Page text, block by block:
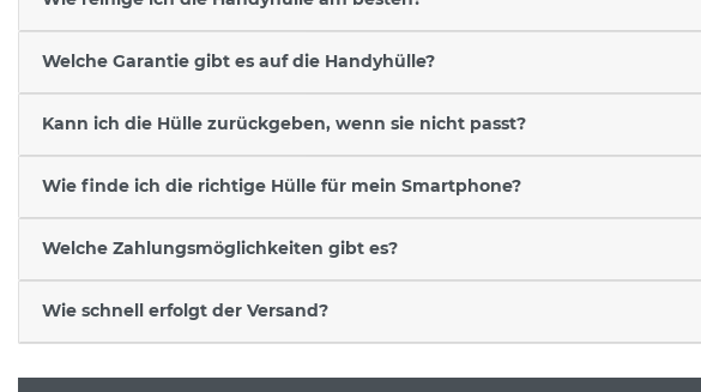
Welche Garantie gibt es auf die Handyhülle?
Kann ich die Hülle zurückgeben, wenn sie nicht passt?
Wie finde ich die richtige Hülle für mein Smartphone?
Welche Zahlungsmöglichkeiten gibt es?
Wie schnell erfolgt der Versand?